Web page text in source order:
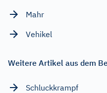
Mahr
Vehikel
Weitere Artikel aus dem
Schluckkrampf